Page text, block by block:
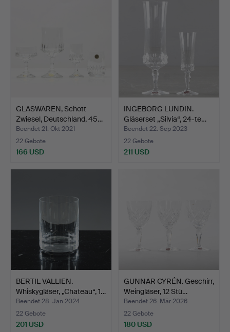
GLASWAREN, Schott
Zwiesel, Deutschland, 45…
Beendet 21. Okt 2021
22 Gebote
166 USD
INGEBORG LUNDIN.
Gläserset „Silvia“, 24-te…
Beendet 22. Sep 2023
22 Gebote
211 USD
BERTIL VALLIEN.
Whiskygläser, „Chateau“, 1…
Beendet 28. Jan 2024
22 Gebote
201 USD
GUNNAR CYRÉN. Geschirr,
Weingläser, 12 Stü…
Beendet 26. Mär 2026
22 Gebote
180 USD